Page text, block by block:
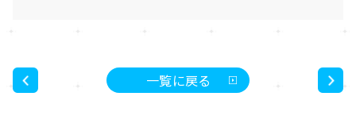
一覧に戻る